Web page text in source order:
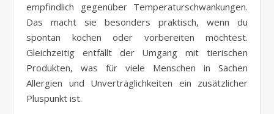
empfindlich gegenüber Temperaturschwankungen.
Das macht sie besonders praktisch, wenn du
spontan kochen oder vorbereiten möchtest.
Gleichzeitig entfällt der Umgang mit tierischen
Produkten, was für viele Menschen in Sachen
Allergien und Unverträglichkeiten ein zusätzlicher
Pluspunkt ist.